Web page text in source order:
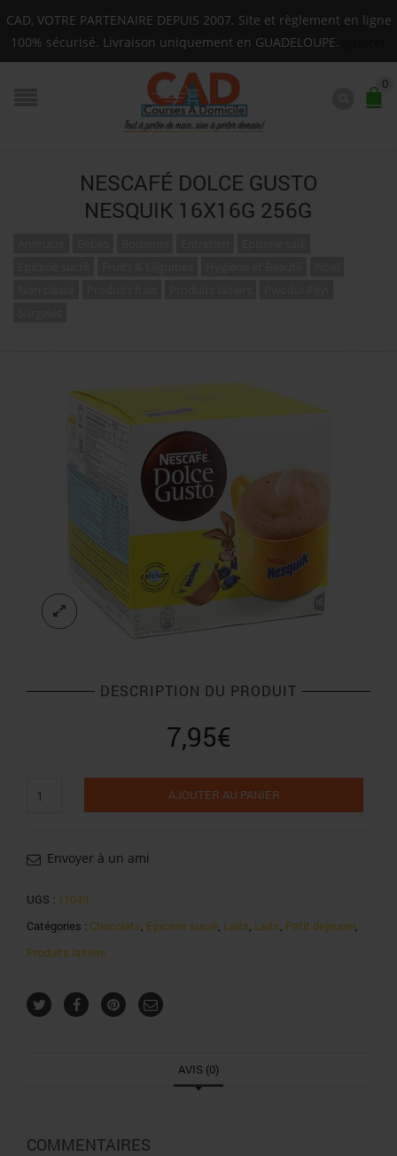
Livraison sur toute la Guadeloupe : Mardi, Jeudi,
0
NESCAFÉ DOLCE GUSTO
NESQUIK 16X16G 256G
DESCRIPTION DU PRODUIT
7,95€
de
Gusto
16x16g
256g
AJOUTER AU PANIER
Envoyer à un ami
UGS : 11049
Catégories : Chocolats, Epicerie sucré, Laits, Laits, Petit déjeuner,
Produits laitiers
AVIS (0)
COMMENTAIRES
CAD, VOTRE PARTENAIRE DEPUIS 2007. Site et règlement en ligne
100% sécurisé. Livraison uniquement en GUADELOUPE.